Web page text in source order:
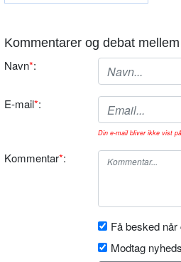
Kommentarer og debat
Navn*:
E-mail*:
Din e-mail bliver ikke vist
Kommentar*:
Få besked
Modtag